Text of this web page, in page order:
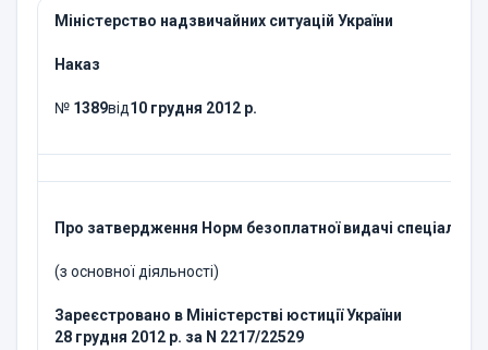
Міністерство надзвичайних ситуацій України
Наказ
№ 1389від10 грудня 2012 р.
Про затвердження Норм безоплатної видачі
(з основної діяльності)
Зареєстровано в Міністерстві юстиції України
28 грудня 2012 р. за N 2217/22529